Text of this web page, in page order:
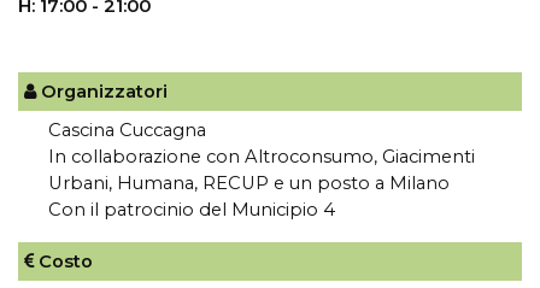
H: 17:00 - 21:00
Organizzatori
Cascina Cuccagna
In collaborazione con Altroconsumo, Giacimenti
Urbani, Humana, RECUP e un posto a Milano
Con il patrocinio del Municipio 4
Costo